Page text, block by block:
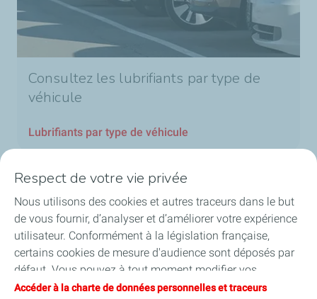
Consultez les lubrifiants par type de
véhicule
Lubrifiants par type de véhicule
Nos secteurs en Belgique
Nos produits en Belgique
Liens utiles
Respect de votre vie privée
Nous utilisons des cookies et autres traceurs dans le but
de vous fournir, d’analyser et d’améliorer votre expérience
utilisateur. Conformément à la législation française,
certains cookies de mesure d'audience sont déposés par
défaut. Vous pouvez à tout moment modifier vos
paramètres de cookies en cliquant sur le bouton « Gérer
Accéder à la charte de données personnelles et traceurs